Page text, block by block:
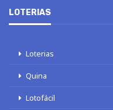
LOTERIAS
Loterias
Quina
Lotofácil